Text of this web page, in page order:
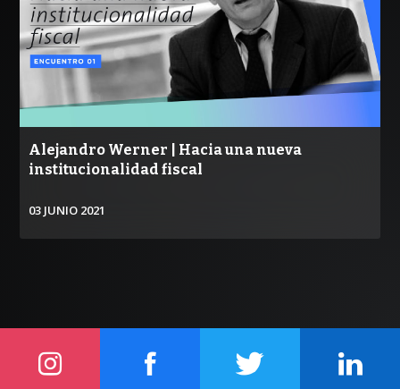
Alejandro Werner | Hacia una nueva
institucionalidad fiscal
03 JUNIO 2021